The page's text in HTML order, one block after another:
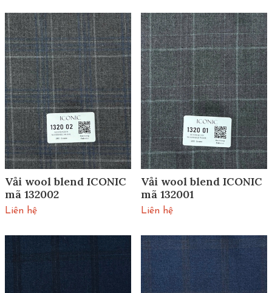
Vải wool blend ICONIC
mã 132002
Liên hệ
Vải wool blend ICONIC
mã 132001
Liên hệ